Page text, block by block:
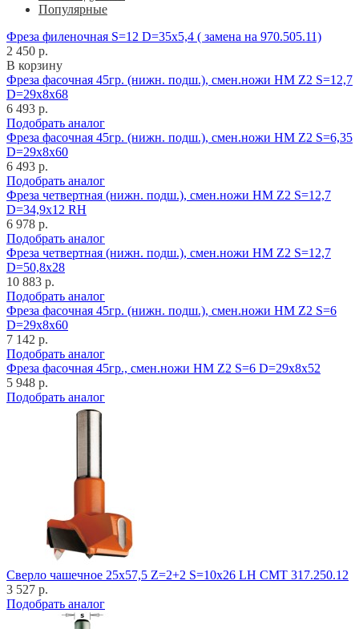
Популярные
Фреза филеночная S=12 D=35x5,4 ( замена на 970.505.11)
2 450 р.
В корзину
Фреза фасочная 45гр. (нижн. подш.), смен.ножи HM Z2 S=12,7
D=29x8x68
6 493 р.
Подобрать аналог
Фреза фасочная 45гр. (нижн. подш.), смен.ножи HM Z2 S=6,35
D=29x8x60
6 493 р.
Подобрать аналог
Фреза четвертная (нижн. подш.), смен.ножи HM Z2 S=12,7
D=34,9x12 RH
6 978 р.
Подобрать аналог
Фреза четвертная (нижн. подш.), смен.ножи HM Z2 S=12,7
D=50,8x28
10 883 р.
Подобрать аналог
Фреза фасочная 45гр. (нижн. подш.), смен.ножи HM Z2 S=6
D=29x8x60
7 142 р.
Подобрать аналог
Фреза фасочная 45гр., смен.ножи HM Z2 S=6 D=29x8x52
5 948 р.
Подобрать аналог
Cверло чашечное 25x57,5 Z=2+2 S=10x26 LH CMT 317.250.12
3 527 р.
Подобрать аналог